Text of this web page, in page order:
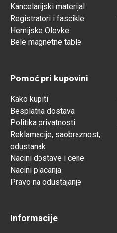
Kancelarijski materijal
Registratori i fascikle
Hemijske Olovke
Bele magnetne table
Pomoć pri kupovini
Kako kupiti
Besplatna dostava
Politika privatnosti
Reklamacije, saobraznost,
odustanak
Nacini dostave i cene
Nacini placanja
Pravo na odustajanje
Informacije